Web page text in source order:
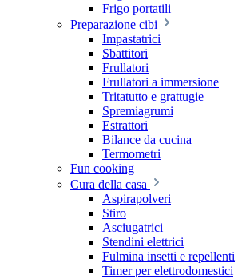
Frigo portatili
Preparazione cibi
Impastatrici
Sbattitori
Frullatori
Frullatori a immersione
Tritatutto e grattugie
Spremiagrumi
Estrattori
Bilance da cucina
Termometri
Fun cooking
Cura della casa
Aspirapolveri
Stiro
Asciugatrici
Stendini elettrici
Fulmina insetti e repellenti
Timer per elettrodomestici